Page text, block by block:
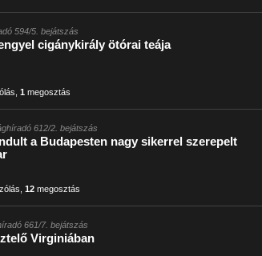
594/5. bejátszás
cigánykirály ötórai teája
1 megosztás
612/2. bejátszás
a Budapesten nagy sikerrel szerepelt
12megosztás
661/7. bejátszás
Virginiában